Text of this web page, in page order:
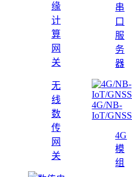
缘
计
算
网
关
无
线
数
传
网
关
串
口
服
务
器
4G/NB-
IoT/GNSS
4G
模
组